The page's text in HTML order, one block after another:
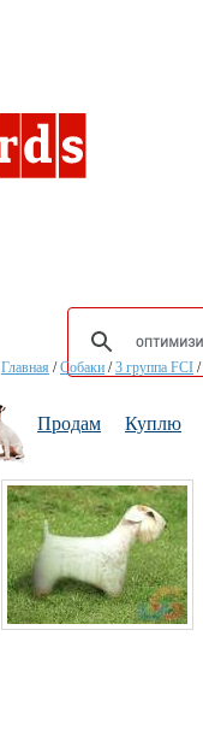
Главная /Собаки /3 группа FCI /
Продам Куплю